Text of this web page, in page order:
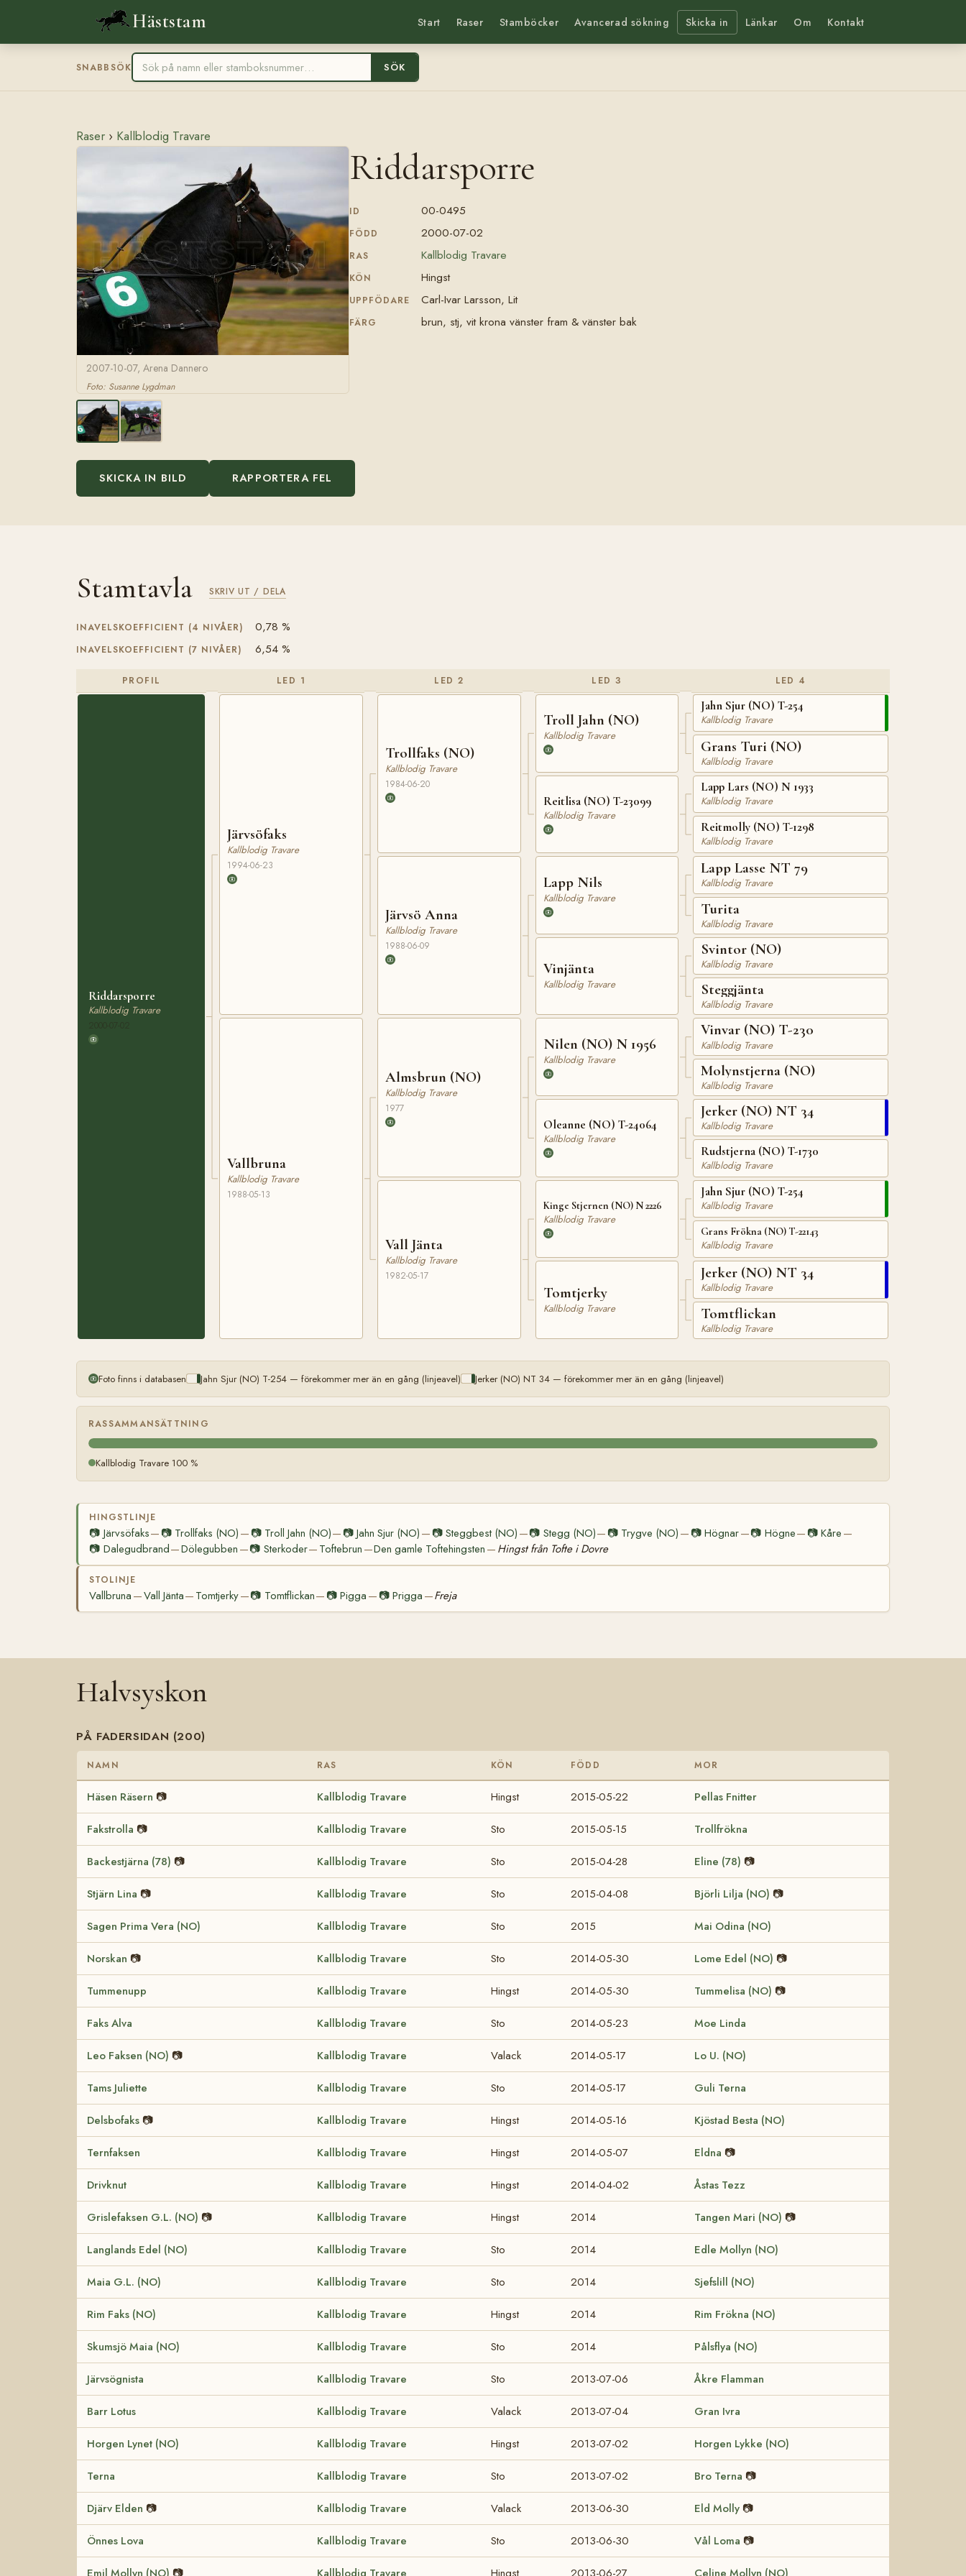
Häststam Start Raser Stamböcker Avancerad sökning Skicka in Länkar Om Kontakt
SNABBSÖK SÖK
Raser › Kallblodig Travare
2007-10-07, Arena Dannero
Foto: Susanne Lygdman
Riddarsporre
ID 00-0495
FÖDD 2000-07-02
RAS Kallblodig Travare
KÖN Hingst
UPPFÖDARE Carl-Ivar Larsson, Lit
FÄRG brun, stj, vit krona vänster fram & vänster bak
SKICKA IN BILD RAPPORTERA FEL
Stamtavla SKRIV UT / DELA
INAVELSKOEFFICIENT (4 NIVÅER) 0,78 %
INAVELSKOEFFICIENT (7 NIVÅER) 6,54 %
PROFIL
Riddarsporre
Kallblodig Travare
LED 1
Järvsöfaks
Kallblodig Travare
1994-06-23
Vallbruna
Kallblodig Travare
1988-05-13
LED 2
Trollfaks (NO)
Kallblodig Travare
1984-06-20
Järvsö Anna
Kallblodig Travare
1988-06-09
Almsbrun (NO)
Kallblodig Travare
1977
Vall Jänta
Kallblodig Travare
1982-05-17
LED 3
Troll Jahn (NO)
Kallblodig Travare
Reitlisa (NO) T-23099
Kallblodig Travare
Lapp Nils
Kallblodig Travare
Vinjänta
Kallblodig Travare
Nilen (NO) N 1956
Kallblodig Travare
Oleanne (NO) T-24064
Kallblodig Travare
Kinge Stjernen (NO) N 2226
Kallblodig Travare
Tomtjerky
Kallblodig Travare
LED 4
Jahn Sjur (NO) T-254
Kallblodig Travare
Grans Turi (NO)
Kallblodig Travare
Lapp Lars (NO) N 1933
Kallblodig Travare
Reitmolly (NO) T-1298
Kallblodig Travare
Lapp Lasse NT 79
Kallblodig Travare
Turita
Kallblodig Travare
Svintor (NO)
Kallblodig Travare
Steggjänta
Kallblodig Travare
Vinvar (NO) T-230
Kallblodig Travare
Molynstjerna (NO)
Kallblodig Travare
Jerker (NO) NT 34
Kallblodig Travare
Rudstjerna (NO) T-1730
Kallblodig Travare
Jahn Sjur (NO) T-254
Kallblodig Travare
Grans Frökna (NO) T-22143
Kallblodig Travare
Jerker (NO) NT 34
Kallblodig Travare
Tomtflickan
Kallblodig Travare
Foto finns i databasen Jahn Sjur (NO) T-254 — förekommer mer än en gång (linjeavel) Jerker (NO) NT 34 — förekommer mer än en gång (linjeavel)
RASSAMMANSÄTTNING
Kallblodig Travare 100 %
HINGSTLINJE
📷 Järvsöfaks— 📷 Trollfaks (NO) — 📷 Troll Jahn (NO)— 📷 Jahn Sjur (NO) — 📷Steggbest (NO) —📷 Stegg (NO)— 📷 Trygve (NO) — 📷Högnar—📷 Högne— 📷Kåre —
📷 Dalegudbrand—Dölegubben —📷 Sterkoder— Toftebrun —Den gamle Toftehingsten — Hingst från Tofte i Dovre
STOLINJE
Vallbruna —Vall Jänta— Tomtjerky—📷 Tomtflickan— 📷Pigga — 📷Prigga —Freja
Halvsyskon
PÅ FADERSIDAN (200)
NAMN RAS KÖN FÖDD MOR
Häsen Räsern 📷 Kallblodig Travare Hingst 2015-05-22 Pellas Fnitter
Fakstrolla 📷 Kallblodig Travare Sto 2015-05-15 Trollfrökna
Backestjärna (78) 📷 Kallblodig Travare Sto 2015-04-28 Eline (78) 📷
Stjärn Lina 📷 Kallblodig Travare Sto 2015-04-08 Björli Lilja (NO) 📷
Sagen Prima Vera (NO) Kallblodig Travare Sto 2015 Mai Odina (NO)
Norskan 📷 Kallblodig Travare Sto 2014-05-30 Lome Edel (NO) 📷
Tummenupp Kallblodig Travare Hingst 2014-05-30 Tummelisa (NO) 📷
Faks Alva Kallblodig Travare Sto 2014-05-23 Moe Linda
Leo Faksen (NO) 📷 Kallblodig Travare Valack 2014-05-17 Lo U. (NO)
Tams Juliette Kallblodig Travare Sto 2014-05-17 Guli Terna
Delsbofaks 📷 Kallblodig Travare Hingst 2014-05-16 Kjöstad Besta (NO)
Ternfaksen Kallblodig Travare Hingst 2014-05-07 Eldna 📷
Drivknut Kallblodig Travare Hingst 2014-04-02 Åstas Tezz
Grislefaksen G.L. (NO) 📷 Kallblodig Travare Hingst 2014 Tangen Mari (NO) 📷
Langlands Edel (NO) Kallblodig Travare Sto 2014 Edle Mollyn (NO)
Maia G.L. (NO) Kallblodig Travare Sto 2014 Sjefslill (NO)
Rim Faks (NO) Kallblodig Travare Hingst 2014 Rim Frökna (NO)
Skumsjö Maia (NO) Kallblodig Travare Sto 2014 Pålsflya (NO)
Järvsögnista Kallblodig Travare Sto 2013-07-06 Åkre Flamman
Barr Lotus Kallblodig Travare Valack 2013-07-04 Gran Ivra
Horgen Lynet (NO) Kallblodig Travare Hingst 2013-07-02 Horgen Lykke (NO)
Terna Kallblodig Travare Sto 2013-07-02 Bro Terna 📷
Djärv Elden 📷 Kallblodig Travare Valack 2013-06-30 Eld Molly 📷
Önnes Lova Kallblodig Travare Sto 2013-06-30 Vål Loma 📷
Emil Mollyn (NO) 📷 Kallblodig Travare Hingst 2013-06-27 Celine Mollyn (NO)